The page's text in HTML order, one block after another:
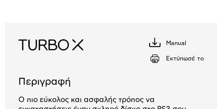
Κατέβασέ
το
Manual
Εκτύπωσέ το
Περιγραφή
Ο πιο εύκολος και ασφαλής τρόπος να